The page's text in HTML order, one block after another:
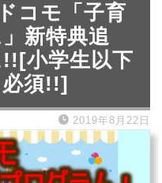
コモ「子育
新特典追
小学生以下
須!!]
2019年8月22日